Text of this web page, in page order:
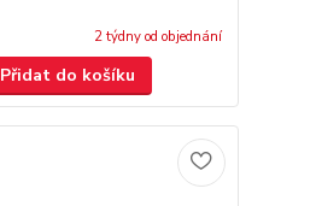
2 týdny od objednání
Přidat do košíku